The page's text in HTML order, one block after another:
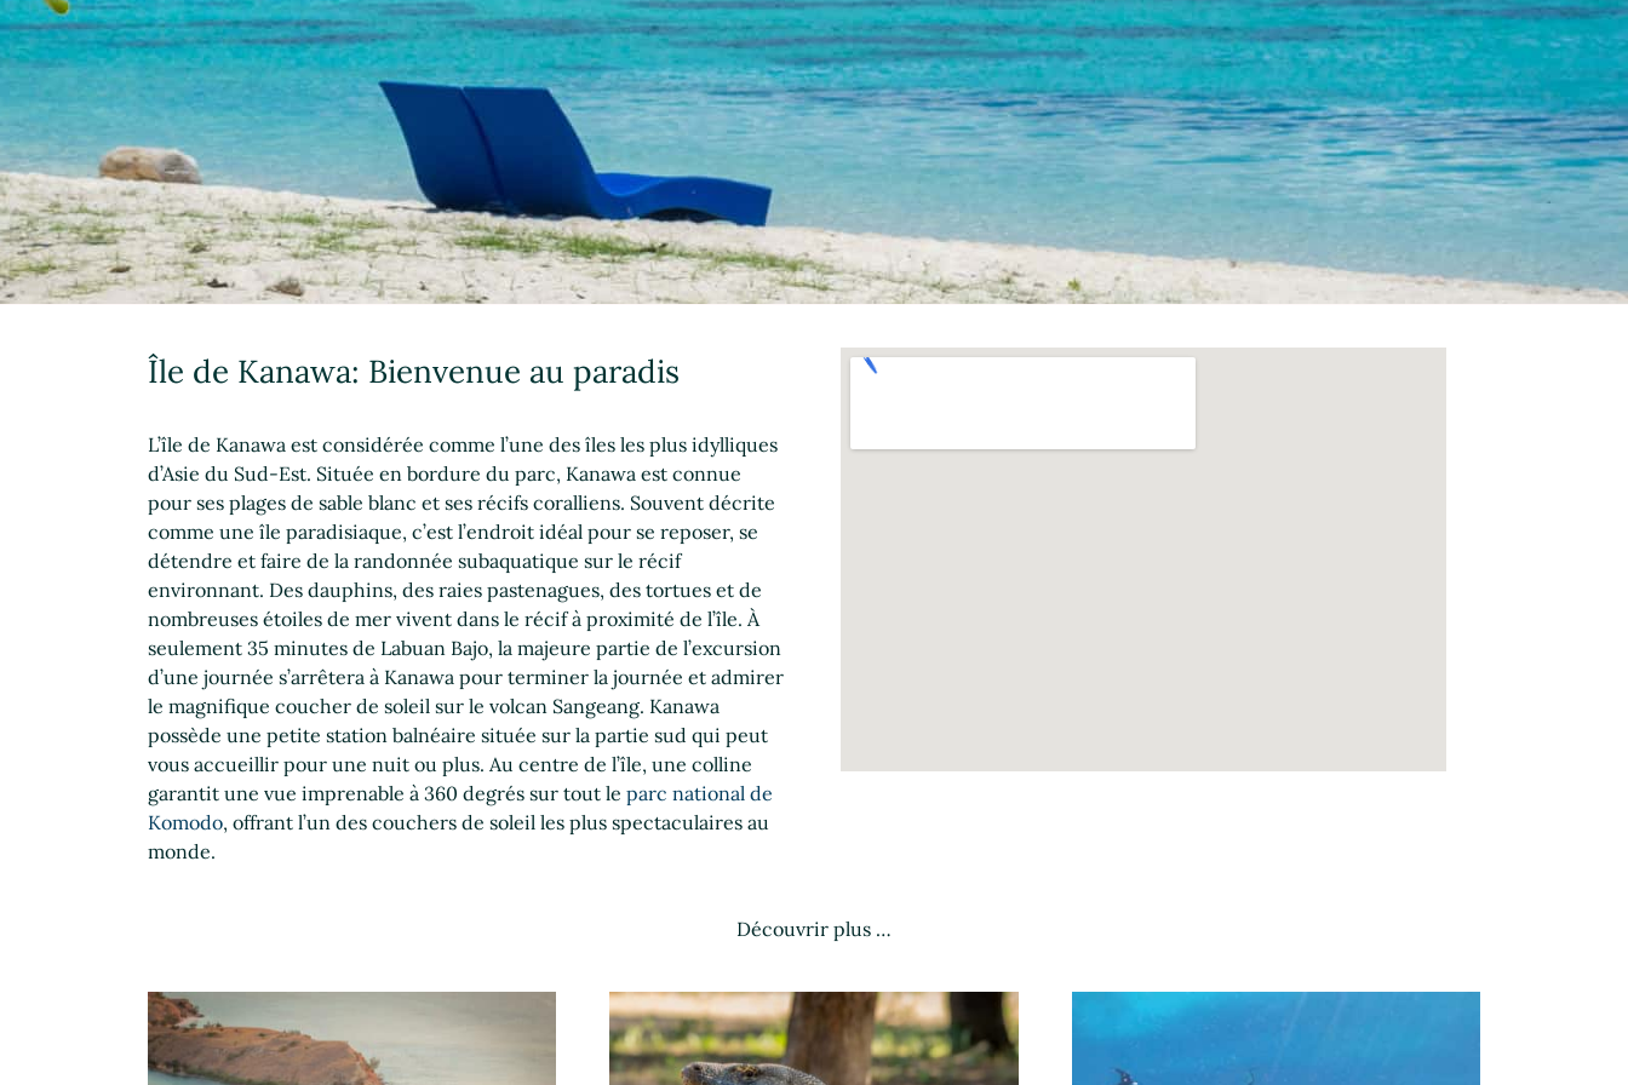
Île de Kanawa: Bienvenue au paradis
L’île de Kanawa est considérée comme l’une des îles les plus idylliques
d’Asie du Sud-Est. Située en bordure du parc, Kanawa est connue
pour ses plages de sable blanc et ses récifs coralliens. Souvent décrite
comme une île paradisiaque, c’est l’endroit idéal pour se reposer, se
détendre et faire de la randonnée subaquatique sur le récif
environnant. Des dauphins, des raies pastenagues, des tortues et de
nombreuses étoiles de mer vivent dans le récif à proximité de l’île. À
seulement 35 minutes de Labuan Bajo, la majeure partie de l’excursion
d’une journée s’arrêtera à Kanawa pour terminer la journée et admirer
le magnifique coucher de soleil sur le volcan Sangeang. Kanawa
possède une petite station balnéaire située sur la partie sud qui peut
vous accueillir pour une nuit ou plus. Au centre de l’île, une colline
garantit une vue imprenable à 360 degrés sur tout le parc national de
Komodo, offrant l’un des couchers de soleil les plus spectaculaires au
monde.
Découvrir plus …